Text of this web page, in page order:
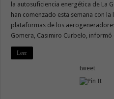
la autosuficiencia energética de La
han comenzado esta semana con
plataformas de los
Gomera, Casimiro Curbelo,
Leer
tweet